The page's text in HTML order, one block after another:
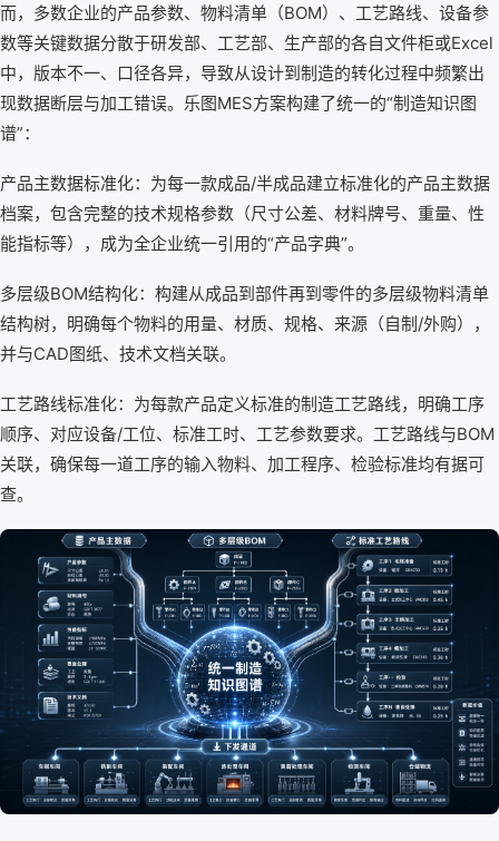
而，多数企业的产品参数、物料清单（BOM）、工艺路线、设备参
数等关键数据分散于研发部、工艺部、生产部的各自文件柜或Excel
中，版本不一、口径各异，导致从设计到制造的转化过程中频繁出
现数据断层与加工错误。乐图MES方案构建了统一的“制造知识图
谱”：
产品主数据标准化：为每一款成品/半成品建立标准化的产品主数据
档案，包含完整的技术规格参数（尺寸公差、材料牌号、重量、性
能指标等），成为全企业统一引用的“产品字典”。
多层级BOM结构化：构建从成品到部件再到零件的多层级物料清单
结构树，明确每个物料的用量、材质、规格、来源（自制/外购），
并与CAD图纸、技术文档关联。
工艺路线标准化：为每款产品定义标准的制造工艺路线，明确工序
顺序、对应设备/工位、标准工时、工艺参数要求。工艺路线与BOM
关联，确保每一道工序的输入物料、加工程序、检验标准均有据可
查。